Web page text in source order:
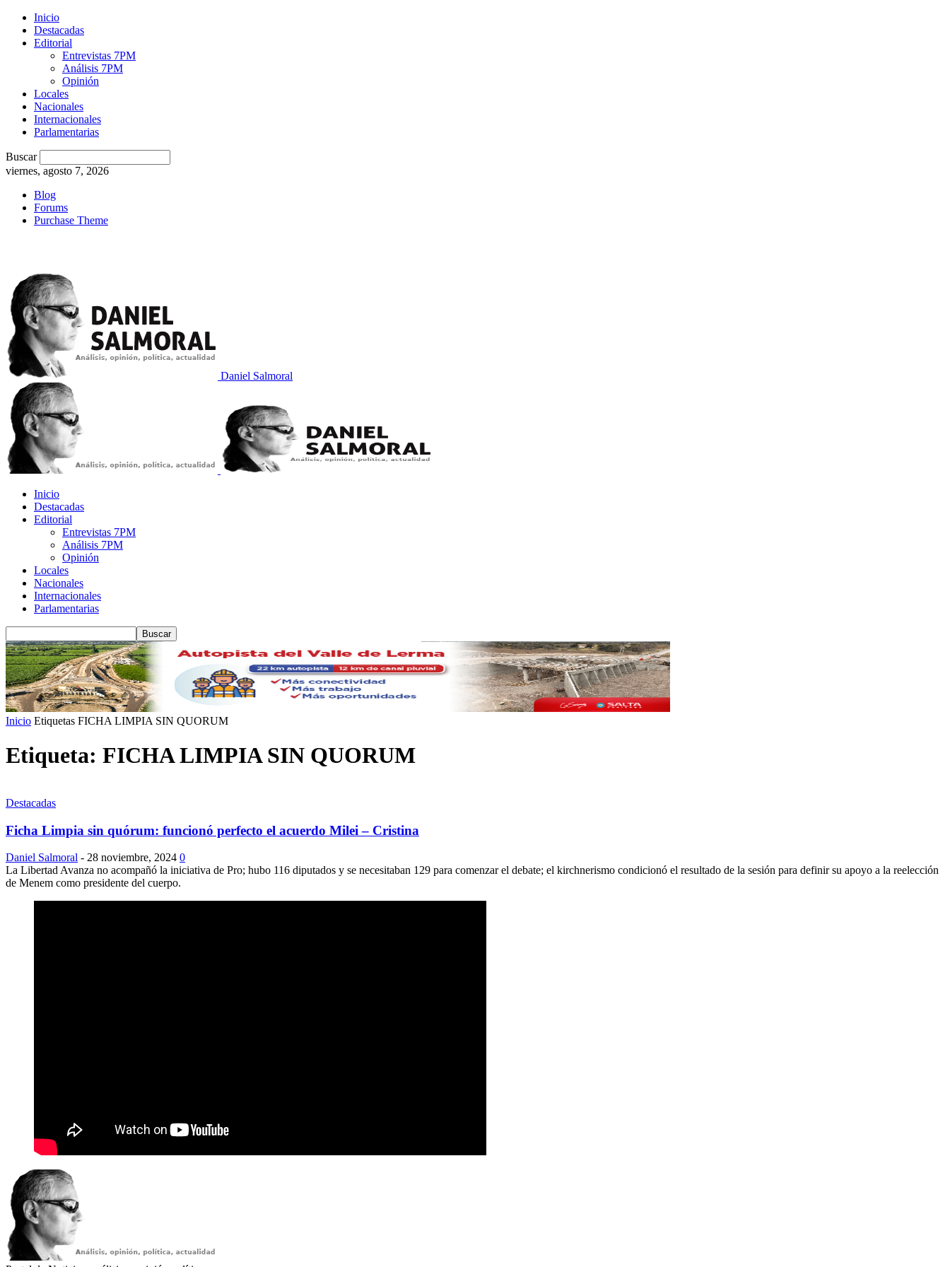
Inicio
Destacadas
Editorial
Entrevistas 7PM
Análisis 7PM
Opinión
Locales
Nacionales
Internacionales
Parlamentarias
Buscar
viernes, agosto 7, 2026
Blog
Forums
Purchase Theme
Daniel Salmoral
Inicio
Destacadas
Editorial
Entrevistas 7PM
Análisis 7PM
Opinión
Locales
Nacionales
Internacionales
Parlamentarias
Inicio Etiquetas FICHA LIMPIA SIN QUORUM
Etiqueta: FICHA LIMPIA SIN QUORUM
Destacadas
Ficha Limpia sin quórum: funcionó perfecto el acuerdo Milei – Cristina
Daniel Salmoral - 28 noviembre, 2024 0
La Libertad Avanza no acompañó la iniciativa de Pro; hubo 116 diputados y se necesitaban 129 para comenzar el debate; el kirchnerismo condicionó el resultado de la sesión para definir su apoyo a la reelección
de Menem como presidente del cuerpo.